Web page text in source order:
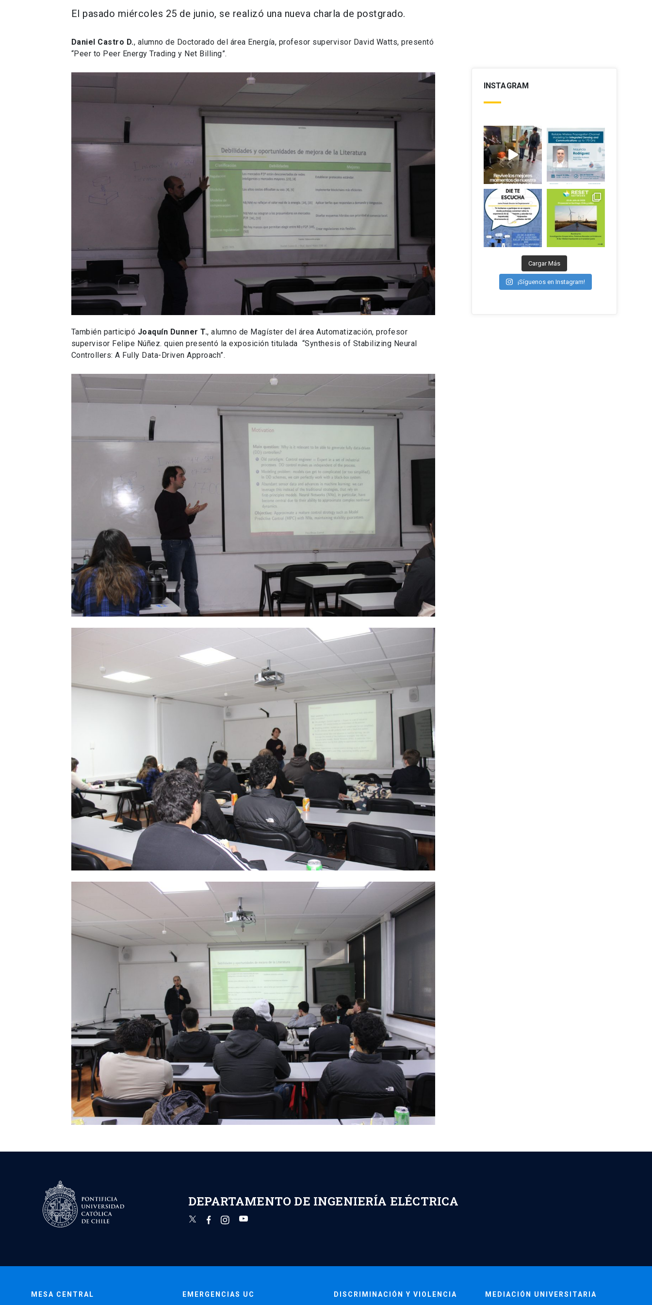
El pasado miércoles 25 de junio, se realizó una nueva charla de postgrado.
Daniel Castro D., alumno de Doctorado del área Energía, profesor supervisor David Watts, presentó
“Peer to Peer Energy Trading y Net Billing”.
También participó Joaquín Dunner T., alumno de Magíster del área Automatización, profesor
supervisor Felipe Núñez. quien presentó la exposición titulada “Synthesis of Stabilizing Neural
Controllers: A Fully Data-Driven Approach”.
INSTAGRAM
Cargar Más
¡Síguenos en Instagram!
DEPARTAMENTO DE INGENIERÍA ELÉCTRICA
MESA CENTRAL EMERGENCIAS UC DISCRIMINACIÓN Y VIOLENCIA MEDIACIÓN UNIVERSITARIA